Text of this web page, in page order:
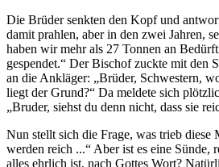
Die Brüder senkten den Kopf und
damit prahlen, aber in den zwei Jahren,
haben wir mehr als 27 Tonnen an
gespendet.“ Der Bischof zuckte mit den
an die Ankläger: „Brüder, Schwestern,
liegt der Grund?“ Da meldete sich
„Bruder, siehst du denn nicht, dass sie
Nun stellt sich die Frage, was trieb diese
werden reich ...“ Aber ist es eine Sünde,
alles ehrlich ist, nach Gottes Wort?